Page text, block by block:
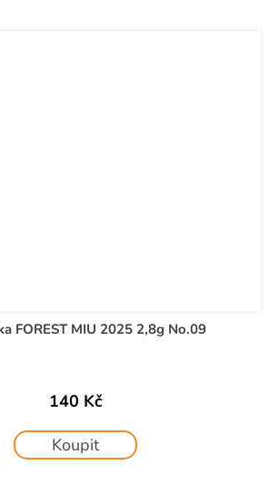
FOREST MIU 2025 2,8g No.09
140 Kč
Koupit